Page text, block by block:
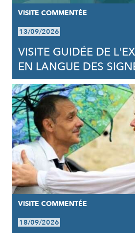
VISITE COMMENTÉE
13/09/2026
VISITE GUIDÉE DE
EN LANGUE DES
VISITE COMMENTÉE
18/09/2026